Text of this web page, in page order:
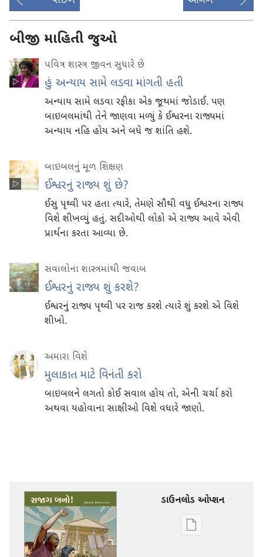
બીજી માહિતી જુઓ
પવિત્ર શાસ્ત્ર જીવન સુધારે છે
હું અન્યાય સામે લડવા માંગતી હતી
અન્યાય સામે લડવા રફીકા એક જૂથમાં જોડાઈ. પણ
બાઇબલમાંથી તેને જાણવા મળ્યું કે ઈશ્વરના રાજ્યમાં
અન્યાય નહિ હોય અને બધે જ શાંતિ હશે.
બાઇબલનું મૂળ શિક્ષણ
ઈશ્વરનું રાજ્ય શું છે?
ઈસુ પૃથ્વી પર હતા ત્યારે, તેમણે સૌથી વધુ ઈશ્વરના રાજ્ય
વિશે શીખવ્યું હતું. સદીઓથી લોકો એ રાજ્ય આવે એવી
પ્રાર્થના કરતા આવ્યા છે.
સવાલોના શાસ્ત્રમાંથી જવાબ
ઈશ્વરનું રાજ્ય શું કરશે?
ઈશ્વરનું રાજ્ય પૃથ્વી પર રાજ કરશે ત્યારે શું કરશે એ વિશે
શીખો.
અમારા વિશે
મુલાકાત માટે વિનંતી કરો
બાઇબલને લગતો કોઈ સવાલ હોય તો, એની ચર્ચા કરો
અથવા યહોવાના સાક્ષીઓ વિશે વધારે જાણો.
ડાઉનલોડ ઓપ્શન
ડિજિટલ